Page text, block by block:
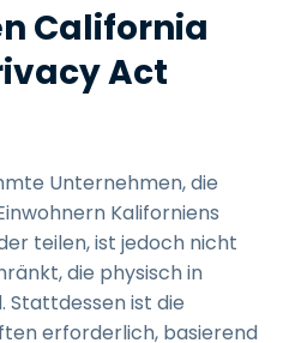
California
Act
Unternehmen, die
Kaliforniens
teilen, ist jedoch nicht
die physisch in
Stattdessen ist die
erforderlich, basierend